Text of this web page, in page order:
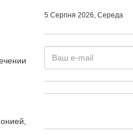
5 Серпня 2026, Середа